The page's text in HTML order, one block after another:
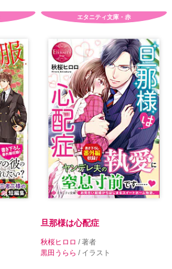
エタニティ文庫・赤
旦那様は心配症
秋桜ヒロロ / 著者
黒田うらら / イラスト